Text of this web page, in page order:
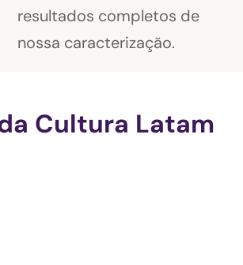
resultados completos de
nossa caracterização.
Cultura Latam